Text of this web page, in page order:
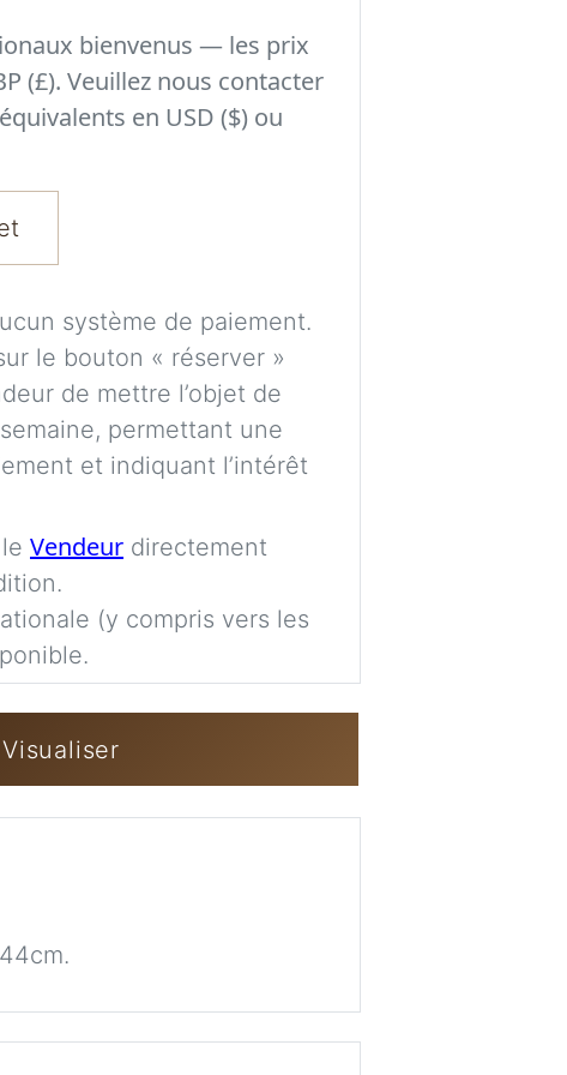
bienvenus — les prix
(£). Veuillez nous contacter
en USD ($) ou
système de paiement.
le bouton « réserver »
de mettre l’objet de
permettant une
et indiquant l’intérêt
Vendeur directement
(y compris vers les
Visualiser